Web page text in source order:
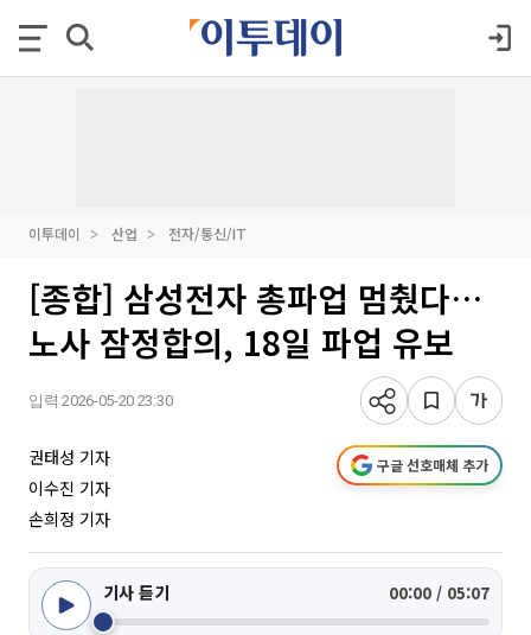
이투데이 산업 전자/통신/IT
[종합] 삼성전자 총파업 멈췄다…
노사 잠정합의, 18일 파업 유보
입력 2026-05-20 23:30
권태성 기자
이수진 기자
손희정 기자
구글 선호매체 추가
기사 듣기 00:00 / 05:07